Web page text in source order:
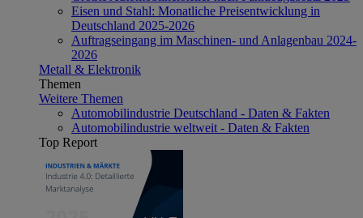
Eisen und Stahl: Monatliche Preisentwicklung in
Deutschland 2025-2026
Auftragseingang im Maschinen- und Anlagenbau 2024-
2026
Metall & Elektronik
Themen
Weitere Themen
Automobilindustrie Deutschland - Daten & Fakten
Automobilindustrie weltweit - Daten & Fakten
Top Report